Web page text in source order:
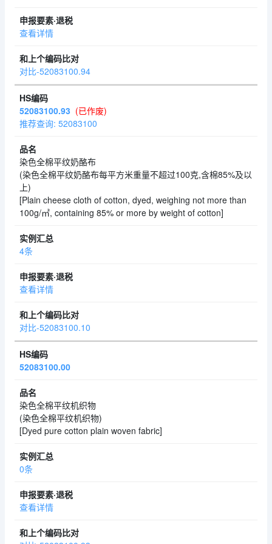
查看详情
对比-52083100.94
52083100.93 (已作废)
推荐查询: 52083100
染色全棉平纹奶酪布
(染色全棉平纹奶酪布每平方米重量不超过100克,含棉85%及以
上)
[Plain cheese cloth of cotton, dyed, weighing not more than
100g/㎡, containing 85% or more by weight of cotton]
4条
查看详情
对比-52083100.10
52083100.00
染色全棉平纹机织物
(染色全棉平纹机织物)
[Dyed pure cotton plain woven fabric]
0条
查看详情